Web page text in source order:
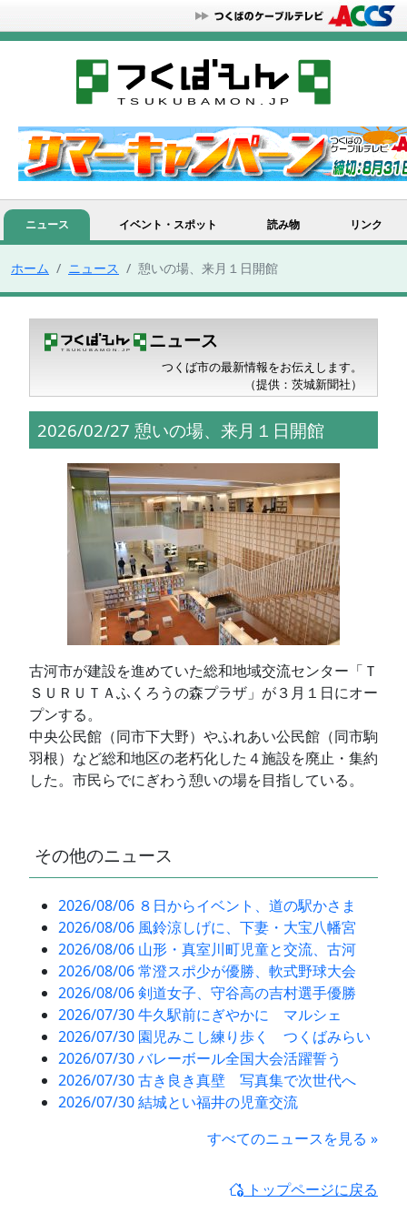
ニュース イベント・スポット 読み物 リンク
ホーム ニュース 憩いの場、来月１日開館
ニュース
つくば市の最新情報をお伝えします。
（提供：茨城新聞社）
2026/02/27 憩いの場、来月１日開館
古河市が建設を進めていた総和地域交流センター「Ｔ
ＳＵＲＵＴＡふくろうの森プラザ」が３月１日にオー
プンする。
中央公民館（同市下大野）やふれあい公民館（同市駒
羽根）など総和地区の老朽化した４施設を廃止・集約
した。市民らでにぎわう憩いの場を目指している。
その他のニュース
2026/08/06 ８日からイベント、道の駅かさま
2026/08/06 風鈴涼しげに、下妻・大宝八幡宮
2026/08/06 山形・真室川町児童と交流、古河
2026/08/06 常澄スポ少が優勝、軟式野球大会
2026/08/06 剣道女子、守谷高の吉村選手優勝
2026/07/30 牛久駅前にぎやかに マルシェ
2026/07/30 園児みこし練り歩く つくばみらい
2026/07/30 バレーボール全国大会活躍誓う
2026/07/30 古き良き真壁 写真集で次世代へ
2026/07/30 結城とい福井の児童交流
すべてのニュースを見る »
トップページに戻る